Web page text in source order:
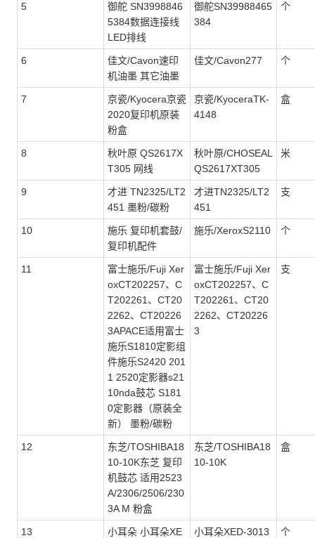
5
御舵 SN3998846
5384数据连接线
LED排线
御舵SN39988465
384
个
6
佳文/Cavon速印
机油墨 其它油墨
佳文/Cavon277 个
7
京瓷/Kyocera京瓷
2020复印机原装
粉盒
京瓷/KyoceraTK-
4148
盒
8
秋叶原 QS2617X
T305 网线
秋叶原/CHOSEAL
QS2617XT305
米
9
才进 TN2325/LT2
451 墨粉/碳粉
才进TN2325/LT2
451
支
10
施乐 复印机套鼓/
复印机配件
施乐/XeroxS2110 个
11
富士施乐/Fuji Xer
oxCT202257、C
T202261、CT20
2262、CT20226
3APACE适用富士
施乐S1810定影组
件施乐S2420 201
1 2520定影器s21
10nda鼓芯 S181
0定影器（原装全
新） 墨粉/碳粉
富士施乐/Fuji Xer
oxCT202257、C
T202261、CT20
2262、CT20226
3
支
12
东芝/TOSHIBA18
10-10K东芝 复印
机鼓芯 适用2523
A/2306/2506/230
3A M 粉盒
东芝/TOSHIBA18
10-10K
盒
13
小耳朵 小耳朵XE
小耳朵XED-3013
个